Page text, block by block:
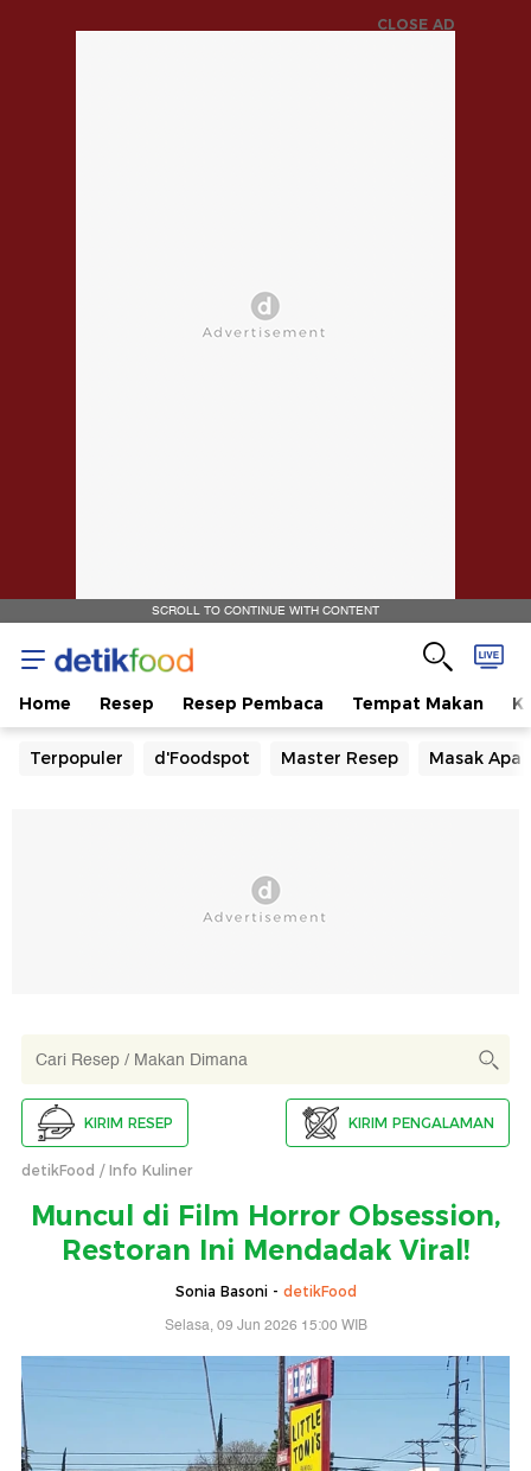
CLOSE AD
SCROLL TO CONTINUE WITH CONTENT
Home Resep Resep Pembaca Tempat Makan
Terpopuler d'Foodspot Master Resep Masak Apa
KIRIM RESEP KIRIM PENGALAMAN
detikFood Info Kuliner
Muncul di Film Horror Obsession,
Restoran Ini Mendadak Viral!
Sonia Basoni - detikFood
Selasa, 09 Jun 2026 15:00 WIB